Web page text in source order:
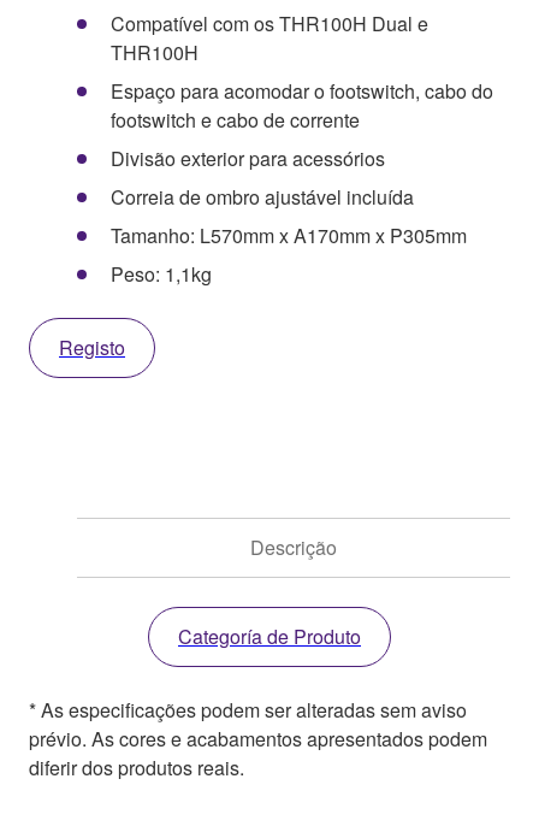
Compatível com os THR100H Dual e
THR100H
Espaço para acomodar o footswitch, cabo do
footswitch e cabo de corrente
Divisão exterior para acessórios
Correia de ombro ajustável incluída
Tamanho: L570mm x A170mm x P305mm
Peso: 1,1kg
Registo
Descrição
Categoría de Produto
* As especificações podem ser alteradas sem aviso
prévio. As cores e acabamentos apresentados podem
diferir dos produtos reais.